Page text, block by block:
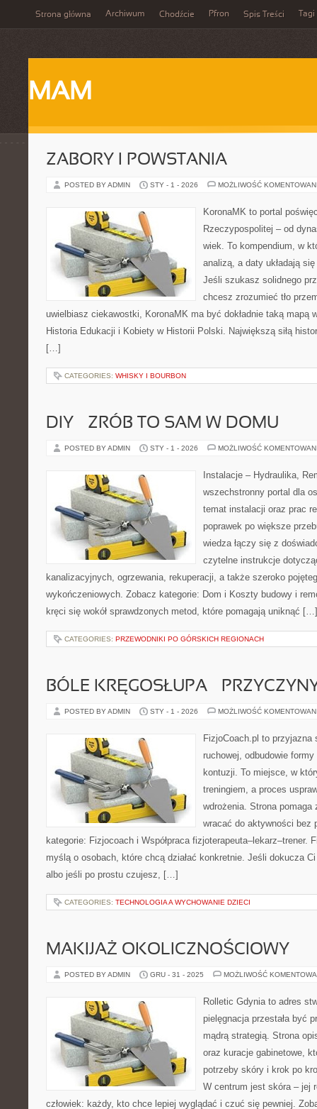
Strona główna Archiwum Chodźcie Pfron Spis Treści Tagi
MAM
ZABORY I POWSTANIA
POSTED BY ADMIN STY - 1 - 2026 MOŻLIWOŚĆ
KoronaMK to portal
Rzeczypospolitej – od
wiek. To kompendium, w
analizą, a daty układają
Jeśli szukasz solidnego
chcesz zrozumieć tło
uwielbiasz ciekawostki, KoronaMK ma być dokładnie taką mapą
Historia Edukacji i Kobiety w Historii Polski. Największą siłą
[…]
CATEGORIES: WHISKY I BOURBON
DIY – ZRÓB TO SAM W DOMU
POSTED BY ADMIN STY - 1 - 2026 MOŻLIWOŚĆ
Instalacje – Hydraulika,
wszechstronny portal dla
temat instalacji oraz prac
poprawek po większe
wiedza łączy się z
czytelne instrukcje
kanalizacyjnych, ogrzewania, rekuperacji, a także szeroko
wykończeniowych. Zobacz kategorie: Dom i Koszty budowy i
kręci się wokół sprawdzonych metod, które pomagają uniknąć […]
CATEGORIES: PRZEWODNIKI PO GÓRSKICH REGIONACH
BÓLE KRĘGOSŁUPA –
POSTED BY ADMIN STY - 1 - 2026 MOŻLIWOŚĆ
FizjoCoach.pl to przyjazna
ruchowej, odbudowie
kontuzji. To miejsce, w
treningiem, a proces
wdrożenia. Strona pomaga
wracać do aktywności bez
kategorie: Fizjocoach i Współpraca fizjoterapeuta–lekarz–trener.
myślą o osobach, które chcą działać konkretnie. Jeśli dokucza
albo jeśli po prostu czujesz, […]
CATEGORIES: TECHNOLOGIA A WYCHOWANIE DZIECI
MAKIJAŻ OKOLICZNOŚCIOWY
POSTED BY ADMIN GRU - 31 - 2025 MOŻLIWOŚĆ
Rolletic Gdynia to adres
pielęgnacja przestała być
mądrą strategią. Strona
oraz kuracje gabinetowe,
potrzeby skóry i krok po
W centrum jest skóra – jej
człowiek: każdy, kto chce lepiej wyglądać i czuć się pewniej.